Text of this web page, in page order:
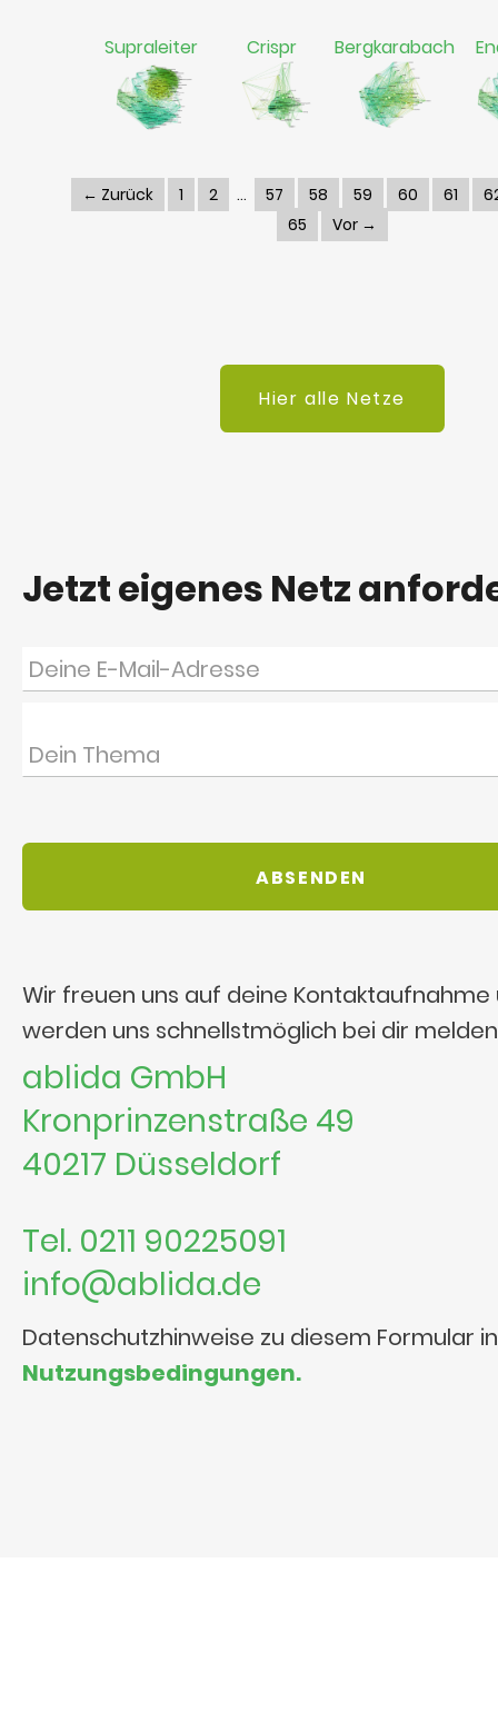
Supraleiter Crispr Bergkarabach
← Zurück 1 2 57 58 59 60 61
65
Vor →
Hier alle Netze
Jetzt eigenes Netz
Wir freuen uns auf deine Kontaktaufnahme
werden uns schnellstmöglich bei dir
ablida GmbH
Kronprinzenstraße 49
40217 Düsseldorf
Tel. 0211 90225091
info@ablida.de
Datenschutzhinweise zu diesem Formular
Nutzungsbedingungen.